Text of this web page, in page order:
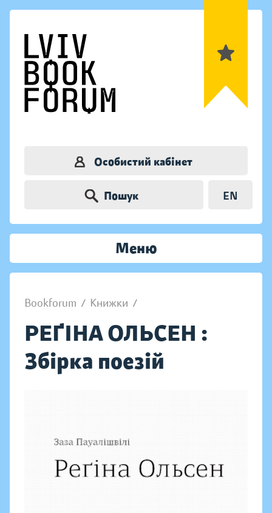
Особистий кабінет
Пошук EN
Меню
Bookforum / Книжки /
РЕҐІНА ОЛЬСЕН :
Збірка поезій